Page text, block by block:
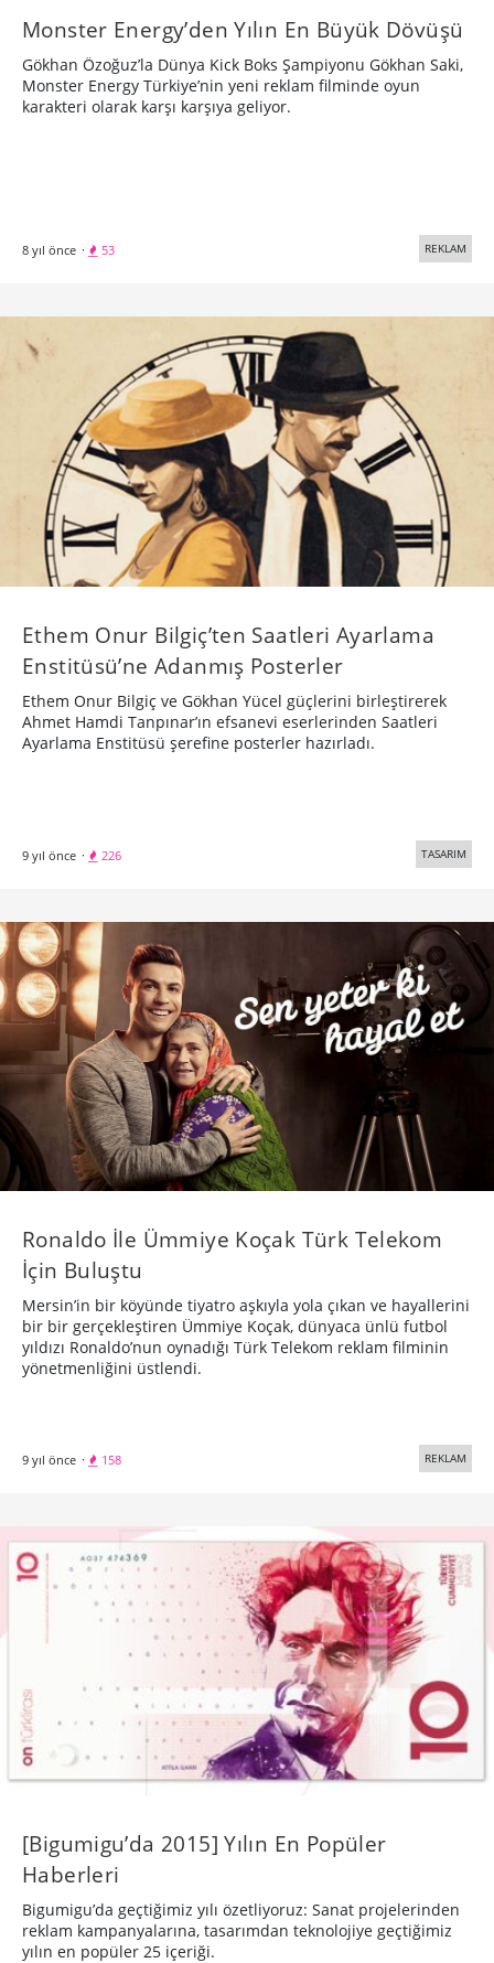
Monster Energy’den Yılın En Büyük Dövüşü
Gökhan Özoğuz’la Dünya Kick Boks Şampiyonu Gökhan Saki,
Monster Energy Türkiye’nin yeni reklam filminde oyun
karakteri olarak karşı karşıya geliyor.
8 yıl önce · 53 REKLAM
Ethem Onur Bilgiç’ten Saatleri Ayarlama
Enstitüsü’ne Adanmış Posterler
Ethem Onur Bilgiç ve Gökhan Yücel güçlerini birleştirerek
Ahmet Hamdi Tanpınar’ın efsanevi eserlerinden Saatleri
Ayarlama Enstitüsü şerefine posterler hazırladı.
9 yıl önce · 226 TASARIM
Ronaldo İle Ümmiye Koçak Türk Telekom
İçin Buluştu
Mersin’in bir köyünde tiyatro aşkıyla yola çıkan ve hayallerini
bir bir gerçekleştiren Ümmiye Koçak, dünyaca ünlü futbol
yıldızı Ronaldo’nun oynadığı Türk Telekom reklam filminin
yönetmenliğini üstlendi.
9 yıl önce · 158 REKLAM
[Bigumigu’da 2015] Yılın En Popüler
Haberleri
Bigumigu’da geçtiğimiz yılı özetliyoruz: Sanat projelerinden
reklam kampanyalarına, tasarımdan teknolojiye geçtiğimiz
yılın en popüler 25 içeriği.